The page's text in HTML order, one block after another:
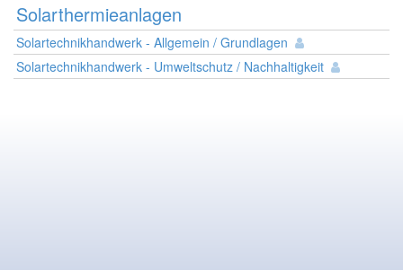
Solarthermieanlagen
Solartechnikhandwerk - Allgemein / Grundlagen
Solartechnikhandwerk - Umweltschutz / Nachhaltigkeit